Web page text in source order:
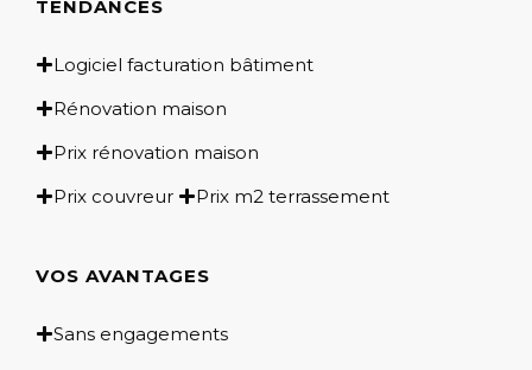
TENDANCES
Logiciel facturation bâtiment
Rénovation maison
Prix rénovation maison
Prix couvreur
Prix m2 terrassement
VOS AVANTAGES
Sans engagements